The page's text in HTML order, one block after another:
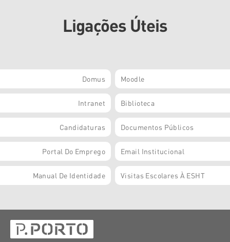
Ligações Úteis
Domus Moodle
Intranet Biblioteca
Candidaturas Documentos Públicos
Portal Do Emprego Email Institucional
Manual De Identidade Visitas Escolares À ESHT